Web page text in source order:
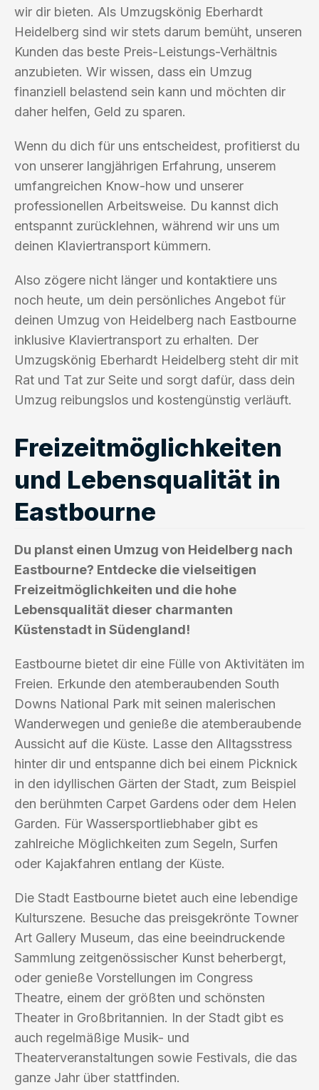
wir dir bieten. Als Umzugskönig Eberhardt
Heidelberg sind wir stets darum bemüht, unseren
Kunden das beste Preis-Leistungs-Verhältnis
anzubieten. Wir wissen, dass ein Umzug
finanziell belastend sein kann und möchten dir
daher helfen, Geld zu sparen.
Wenn du dich für uns entscheidest, profitierst du
von unserer langjährigen Erfahrung, unserem
umfangreichen Know-how und unserer
professionellen Arbeitsweise. Du kannst dich
entspannt zurücklehnen, während wir uns um
deinen Klaviertransport kümmern.
Also zögere nicht länger und kontaktiere uns
noch heute, um dein persönliches Angebot für
deinen Umzug von Heidelberg nach Eastbourne
inklusive Klaviertransport zu erhalten. Der
Umzugskönig Eberhardt Heidelberg steht dir mit
Rat und Tat zur Seite und sorgt dafür, dass dein
Umzug reibungslos und kostengünstig verläuft.
Freizeitmöglichkeiten
und Lebensqualität in
Eastbourne
Du planst einen Umzug von Heidelberg nach
Eastbourne? Entdecke die vielseitigen
Freizeitmöglichkeiten und die hohe
Lebensqualität dieser charmanten
Küstenstadt in Südengland!
Eastbourne bietet dir eine Fülle von Aktivitäten im
Freien. Erkunde den atemberaubenden South
Downs National Park mit seinen malerischen
Wanderwegen und genieße die atemberaubende
Aussicht auf die Küste. Lasse den Alltagsstress
hinter dir und entspanne dich bei einem Picknick
in den idyllischen Gärten der Stadt, zum Beispiel
den berühmten Carpet Gardens oder dem Helen
Garden. Für Wassersportliebhaber gibt es
zahlreiche Möglichkeiten zum Segeln, Surfen
oder Kajakfahren entlang der Küste.
Die Stadt Eastbourne bietet auch eine lebendige
Kulturszene. Besuche das preisgekrönte Towner
Art Gallery Museum, das eine beeindruckende
Sammlung zeitgenössischer Kunst beherbergt,
oder genieße Vorstellungen im Congress
Theatre, einem der größten und schönsten
Theater in Großbritannien. In der Stadt gibt es
auch regelmäßige Musik- und
Theaterveranstaltungen sowie Festivals, die das
ganze Jahr über stattfinden.